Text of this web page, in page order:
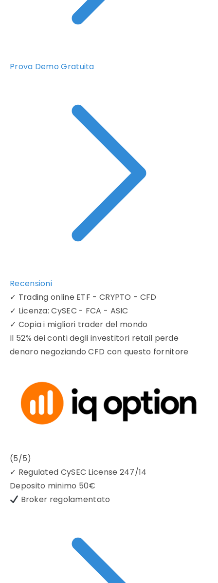
Prova Demo Gratuita
Recensioni
✓ Trading online ETF - CRYPTO - CFD
✓ Licenza: CySEC - FCA - ASIC
✓ Copia i migliori trader del mondo
Il 52% dei conti degli investitori retail perde
denaro negoziando CFD con questo fornitore
(5/5)
✓ Regulated CySEC License 247/14
Deposito minimo 50€
Broker regolamentato